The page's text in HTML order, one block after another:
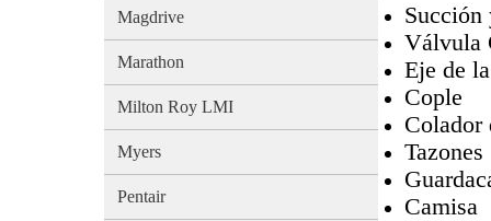
Magdrive
Marathon
Milton Roy LMI
Myers
Pentair
Succión
Válvula
Eje de
Cople
Colador
Tazones
Camisa